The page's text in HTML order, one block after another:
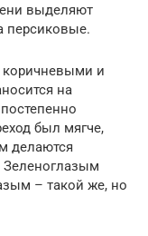
выделяют
персиковые.
коричневыми и
на
был мягче,
делаются
Зеленоглазым
– такой же, но